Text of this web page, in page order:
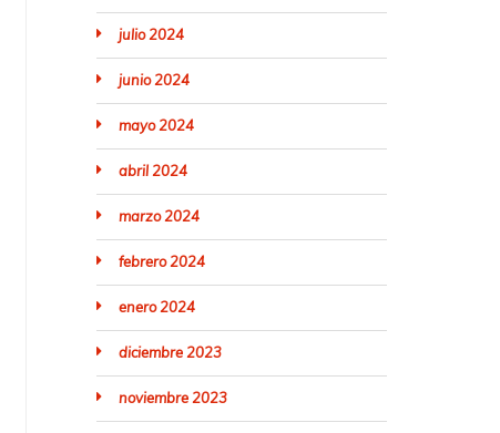
julio 2024
junio 2024
mayo 2024
abril 2024
marzo 2024
febrero 2024
enero 2024
diciembre 2023
noviembre 2023